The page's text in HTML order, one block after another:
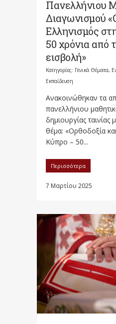
Πανελλήνιου
Διαγωνισμού
Ελληνισμός
50 χρόνια από
εισβολή»
Κατηγορίες: Γενικά Θέματα,
Εκπαίδευση
Ανακοινώθηκαν τα
πανελλήνιου
δημιουργίας ταινίας
θέμα: «Ορθοδοξία
Κύπρο – 50...
Περισσότερα
7 Μαρτίου 2025